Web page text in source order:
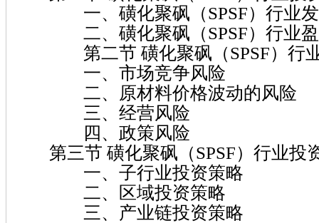
一、磺化聚砜（SPSF）行业发
二、磺化聚砜（SPSF）行业盈
第二节 磺化聚砜（SPSF）行业
一、市场竞争风险
二、原材料价格波动的风险
三、经营风险
四、政策风险
第三节 磺化聚砜（SPSF）行业投
一、子行业投资策略
二、区域投资策略
三、产业链投资策略